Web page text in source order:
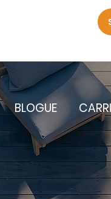
BLOGUE